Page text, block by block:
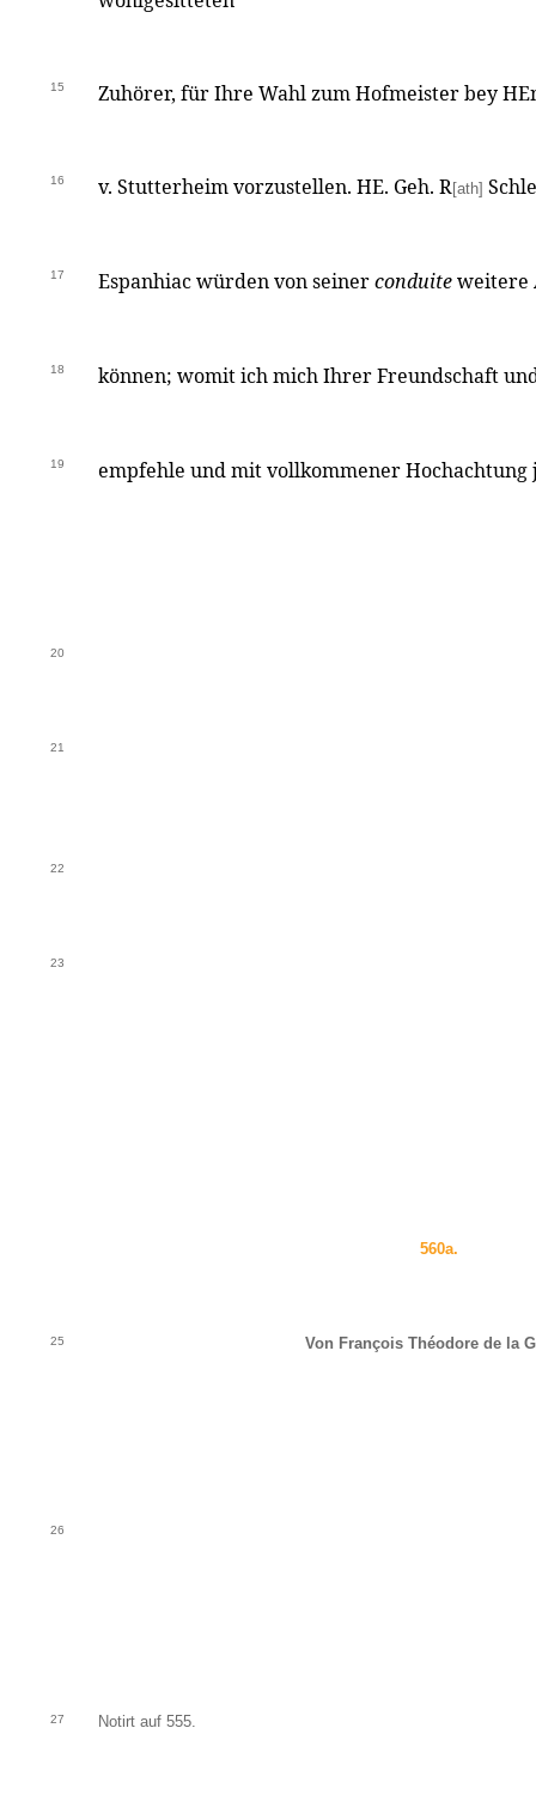
15 Zuhörer, für Ihre Wahl zum Hofmeister bey
16 v. Stutterheim vorzustellen. HE. Geh. R[ath]
17 Espanhiac würden von seinerconduiteweitere
18 können; womit ich mich Ihrer Freundschaft
19 empfehle und mit vollkommener
20
21
22
23
560a.
25 Von François Théodore de la
26
27 Notirt auf 555.